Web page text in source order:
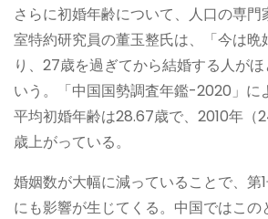
さらに初婚年齢について、人口の専
室特約研究員の董玉整氏は、「今は晩
り、27歳を過ぎてから結婚する人が
いう。「中国国勢調査年鑑-2020」に
平均初婚年齢は28.67歳で、2010年（
歳上がっている。
婚姻数が大幅に減っていることで、第
にも影響が生じてくる。中国ではこの